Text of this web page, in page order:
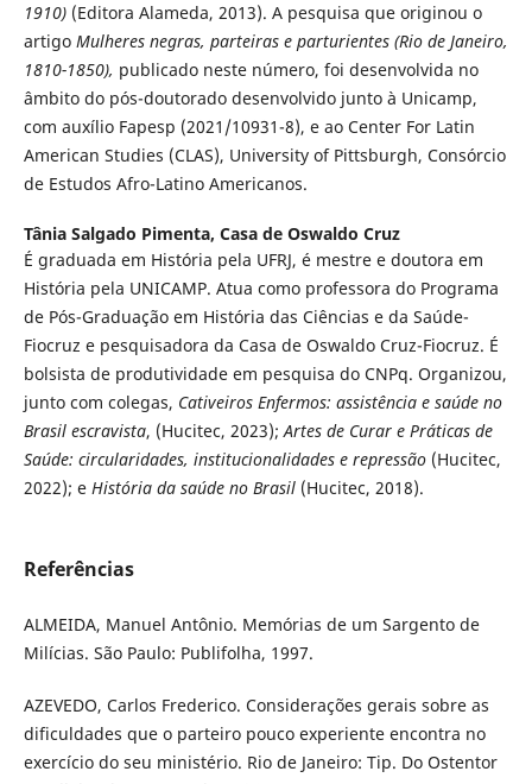
1910)(Editora Alameda, 2013). A pesquisa que originou o
artigo Mulheres negras, parteiras e parturientes (Rio de Janeiro,
1810-1850), publicado neste número, foi desenvolvida no
âmbito do pós-doutorado desenvolvido junto à Unicamp,
com auxílio Fapesp (2021/10931-8), e ao Center For Latin
American Studies (CLAS), University of Pittsburgh, Consórcio
de Estudos Afro-Latino Americanos.
Tânia Salgado Pimenta, Casa de Oswaldo Cruz
É graduada em História pela UFRJ, é mestre e doutora em
História pela UNICAMP. Atua como professora do Programa
de Pós-Graduação em História das Ciências e da Saúde-
Fiocruz e pesquisadora da Casa de Oswaldo Cruz-Fiocruz. É
bolsista de produtividade em pesquisa do CNPq. Organizou,
junto com colegas, Cativeiros Enfermos: assistência e saúde no
Brasil escravista, (Hucitec, 2023);Artes de Curar e Práticas de
Saúde: circularidades, institucionalidades e repressão(Hucitec,
2022); e História da saúde no Brasil(Hucitec, 2018).
Referências
ALMEIDA, Manuel Antônio. Memórias de um Sargento de
Milícias. São Paulo: Publifolha, 1997.
AZEVEDO, Carlos Frederico. Considerações gerais sobre as
dificuldades que o parteiro pouco experiente encontra no
exercício do seu ministério. Rio de Janeiro: Tip. Do Ostentor